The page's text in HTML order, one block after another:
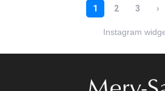
Instagram